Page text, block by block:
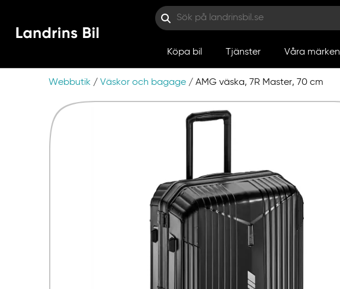
Köpa bil Tjänster Våra märken
Webbutik / Väskor och bagage / AMG väska, 7R Master, 70 cm